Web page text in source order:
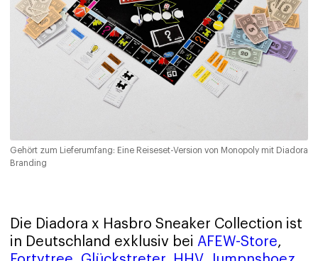
Gehört zum Lieferumfang: Eine Reiseset-Version von Monopoly mit Diadora
Branding
Die Diadora x Hasbro Sneaker Collection ist
in Deutschland exklusiv bei AFEW-Store,